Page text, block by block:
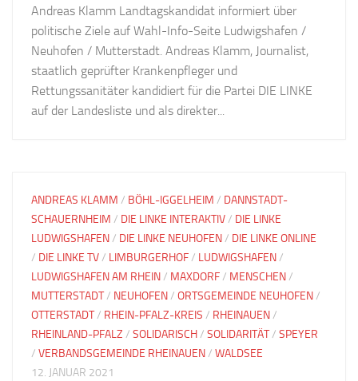
Andreas Klamm Landtagskandidat informiert über
politische Ziele auf Wahl-Info-Seite Ludwigshafen /
Neuhofen / Mutterstadt. Andreas Klamm, Journalist,
staatlich geprüfter Krankenpfleger und
Rettungssanitäter kandidiert für die Partei DIE LINKE
auf der Landesliste und als direkter...
ANDREAS KLAMM / BÖHL-IGGELHEIM / DANNSTADT-
SCHAUERNHEIM / DIE LINKE INTERAKTIV/ DIE LINKE
LUDWIGSHAFEN/ DIE LINKE NEUHOFEN/ DIE LINKE ONLINE
/ DIE LINKE TV/ LIMBURGERHOF/ LUDWIGSHAFEN/
LUDWIGSHAFEN AM RHEIN/ MAXDORF/ MENSCHEN/
MUTTERSTADT/ NEUHOFEN/ ORTSGEMEINDE NEUHOFEN/
OTTERSTADT/ RHEIN-PFALZ-KREIS / RHEINAUEN/
RHEINLAND-PFALZ / SOLIDARISCH/ SOLIDARITÄT/ SPEYER
/ VERBANDSGEMEINDE RHEINAUEN/ WALDSEE
12. JANUAR 2021